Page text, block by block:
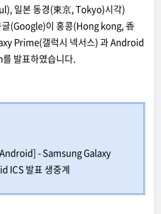
일본 동경(東京, Tokyo)시각)
(Google)이 홍콩(Hong kong, 香
Prime(갤럭시 넥서스) 과 Android
발표하였습니다.
- Samsung Galaxy
ICS 발표 생중계